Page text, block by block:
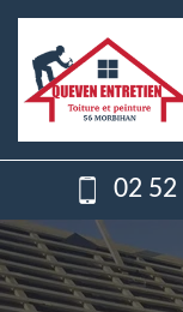
02 52